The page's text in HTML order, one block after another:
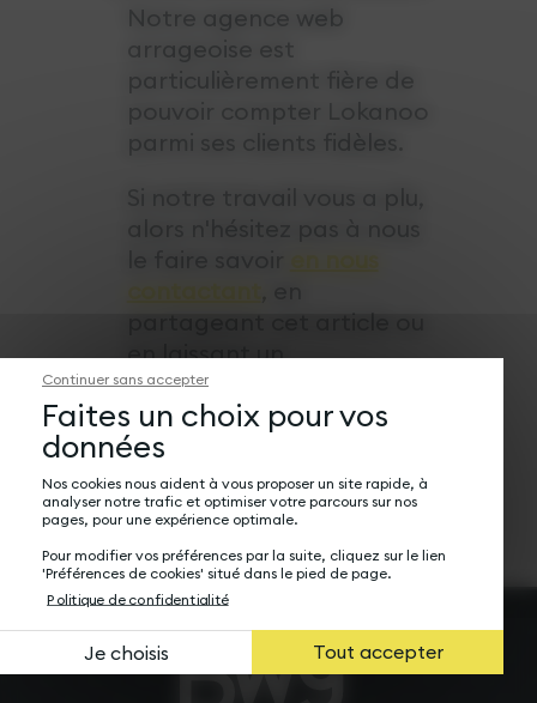
Nos cookies nous aident à vous proposer un site rapide, à
analyser notre trafic et optimiser votre parcours sur nos
pages, pour une expérience optimale.
Pour modifier vos préférences par la suite, cliquez sur le lien
'Préférences de cookies' situé dans le pied de page.
Tout accepter
Continuer sans accepter
Je choisis
Politique de confidentialité
Notre agence web
arrageoise est
particulièrement fière de
pouvoir compter Lokanoo
parmi ses clients fidèles.
Si notre travail vous a plu,
partageant cet article ou
en laissant un
commentaire !